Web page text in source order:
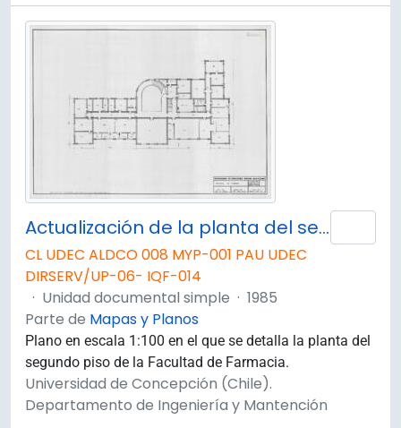
Actualización de la planta del segundo piso de la Facultad de Farmacia. Plano 2 de 4.
CL UDEC ALDCO 008 MYP-001 PAU UDEC
DIRSERV/UP-06- IQF-014
· Unidad documental simple · 1985
Parte de Mapas y Planos
Plano en escala 1:100 en el que se detalla la planta del
segundo piso de la Facultad de Farmacia.
Universidad de Concepción (Chile).
Departamento de Ingeniería y Mantención